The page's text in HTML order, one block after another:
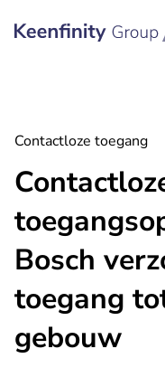
Contactloze toegang
Bosch
toegang
gebouw